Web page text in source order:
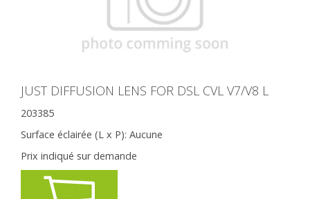
JUST DIFFUSION LENS FOR DSL CVL V7/V8 L
203385
Surface éclairée (L x P): Aucune
Prix indiqué sur demande